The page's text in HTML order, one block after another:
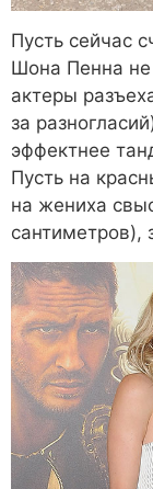
Пусть сейчас
Шона Пенна не
актеры
за
эффектнее
Пусть на
на жениха
сантиметров),